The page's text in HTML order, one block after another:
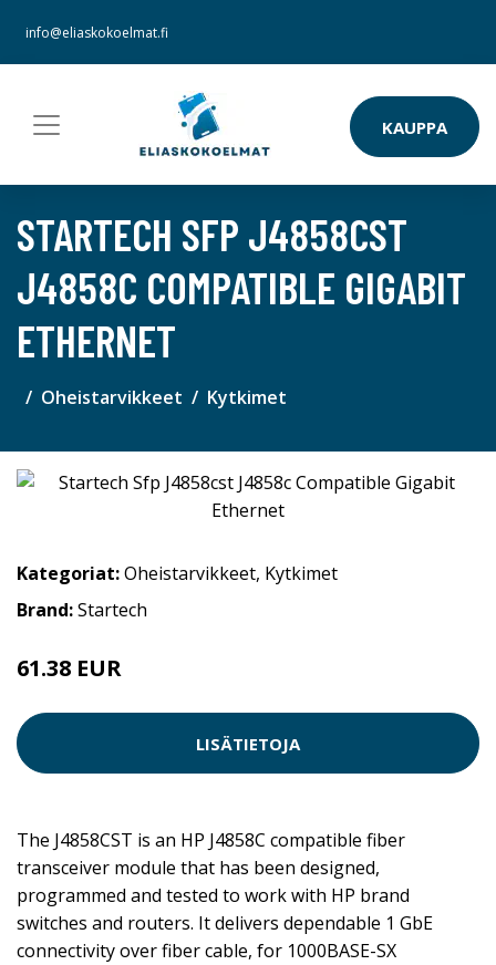
info@eliaskokoelmat.fi
KAUPPA
STARTECH SFP J4858CST
J4858C COMPATIBLE GIGABIT
ETHERNET
Oheistarvikkeet Kytkimet
Kategoriat:Oheistarvikkeet, Kytkimet
Brand:Startech
61.38 EUR
LISÄTIETOJA
The J4858CST is an HP J4858C compatible fiber
transceiver module that has been designed,
programmed and tested to work with HP brand
switches and routers. It delivers dependable 1 GbE
connectivity over fiber cable, for 1000BASE-SX